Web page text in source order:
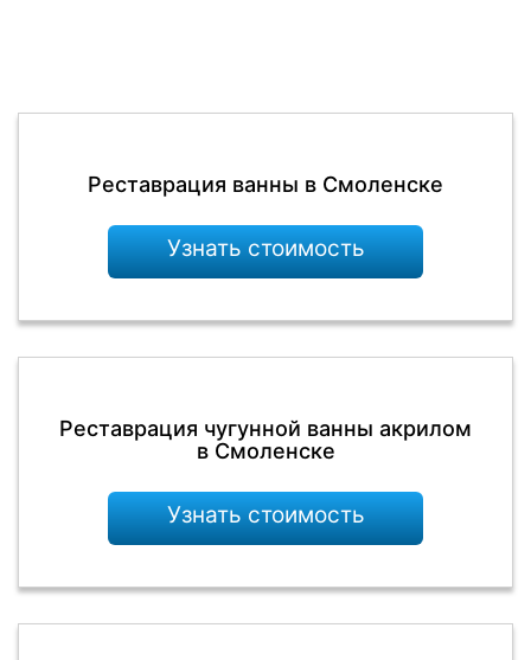
Реставрация ванны в Смоленске
Узнать стоимость
Реставрация чугунной ванны акрилом
в Смоленске
Узнать стоимость